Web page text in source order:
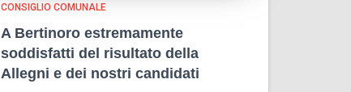
CONSIGLIO COMUNALE
A Bertinoro estremamente
soddisfatti del risultato della
Allegni e dei nostri candidati